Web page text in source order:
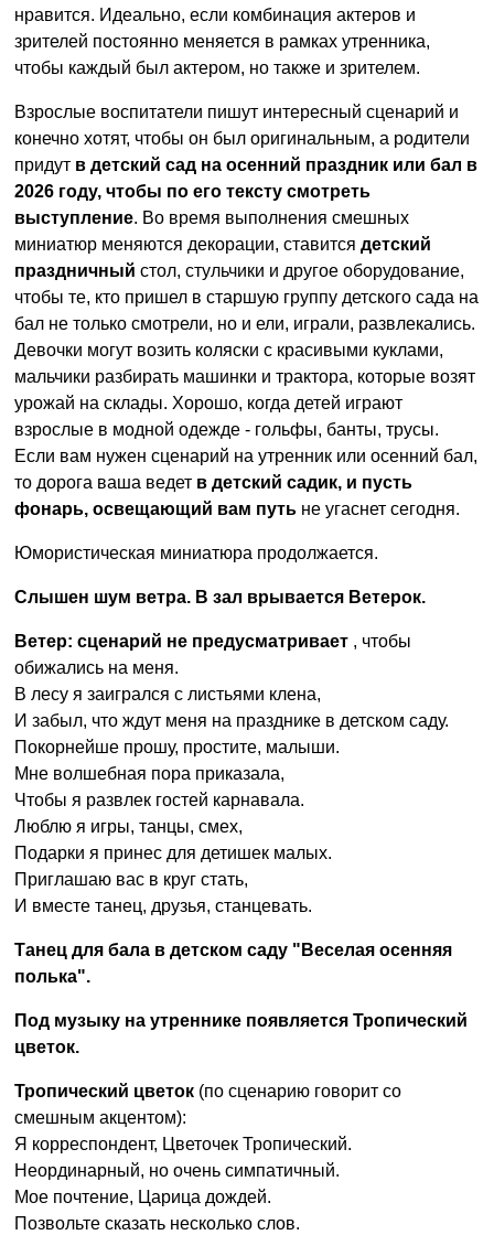
нравится. Идеально, если комбинация актеров и
зрителей постоянно меняется в рамках утренника,
чтобы каждый был актером, но также и зрителем.
Взрослые воспитатели пишут интересный сценарий и
конечно хотят, чтобы он был оригинальным, а родители
придут в детский сад на осенний праздник или бал в
2026 году, чтобы по его тексту смотреть
выступление. Во время выполнения смешных
миниатюр меняются декорации, ставится детский
праздничный стол, стульчики и другое оборудование,
чтобы те, кто пришел в старшую группу детского сада на
бал не только смотрели, но и ели, играли, развлекались.
Девочки могут возить коляски с красивыми куклами,
мальчики разбирать машинки и трактора, которые возят
урожай на склады. Хорошо, когда детей играют
взрослые в модной одежде - гольфы, банты, трусы.
Если вам нужен сценарий на утренник или осенний бал,
то дорога ваша ведет в детский садик, и пусть
фонарь, освещающий вам путь не угаснет сегодня.
Юмористическая миниатюра продолжается.
Слышен шум ветра. В зал врывается Ветерок.
Ветер: сценарий не предусматривает , чтобы
обижались на меня.
В лесу я заигрался с листьями клена,
И забыл, что ждут меня на празднике в детском саду.
Покорнейше прошу, простите, малыши.
Мне волшебная пора приказала,
Чтобы я развлек гостей карнавала.
Люблю я игры, танцы, смех,
Подарки я принес для детишек малых.
Приглашаю вас в круг стать,
И вместе танец, друзья, станцевать.
Танец для бала в детском саду "Веселая осенняя
полька".
Под музыку на утреннике появляется Тропический
цветок.
Тропический цветок (по сценарию говорит со
смешным акцентом):
Я корреспондент, Цветочек Тропический.
Неординарный, но очень симпатичный.
Мое почтение, Царица дождей.
Позвольте сказать несколько слов.